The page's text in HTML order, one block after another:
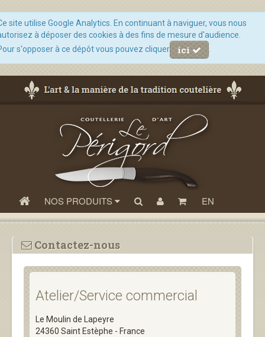
site utilise Google Analytics. En continuant à naviguer, vous nous
à déposer des cookies à des fins de mesure d'audience.
s'opposer à ce dépôt vous pouvez cliquer
ici
NOS PRODUITS EN
Contactez-nous
Atelier/Service commercial
Le Moulin de Lapeyre
24360 Saint Estèphe - France